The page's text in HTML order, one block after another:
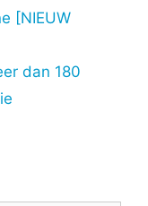
[NIEUW
dan 180